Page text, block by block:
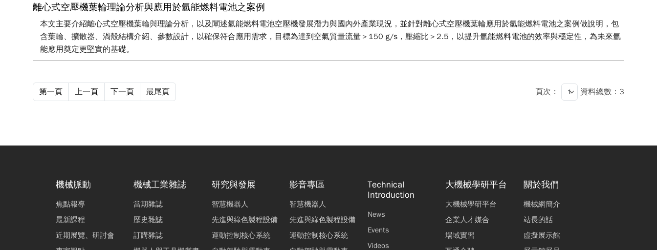
離心式空壓機葉輪理論分析與應用於氫能燃料電池之案例
本文主要介紹離心式空壓機葉輪與理論分析，以及闡述氫能燃料電池空壓機發展潛力與國內外產業現況，並針對離心式空壓機葉輪應用於氫能燃料電池之案例做說明，包
含葉輪、擴散器、渦殼結構介紹、參數設計，以確保符合應用需求，目標為達到空氣質量流量＞150 g/s，壓縮比＞2.5，以提升氫能燃料電池的效率與穩定性，為未來氫
能應用奠定更堅實的基礎。
第一頁 上一頁 下一頁 最尾頁 頁次： 資料總數：3
機械脈動
焦點報導
最新課程
近期展覽、研討會
機械工業雜誌
當期雜誌
歷史雜誌
訂購雜誌
研究與發展
智慧機器人
先進與綠色製程設備
運動控制核心系統
影音專區
智慧機器人
先進與綠色製程設備
運動控制核心系統
Technical
Introduction
News
Events
Videos
大機械學研平台
大機械學研平台
企業人才媒合
場域實習
關於我們
機械網簡介
站長的話
虛擬展示館